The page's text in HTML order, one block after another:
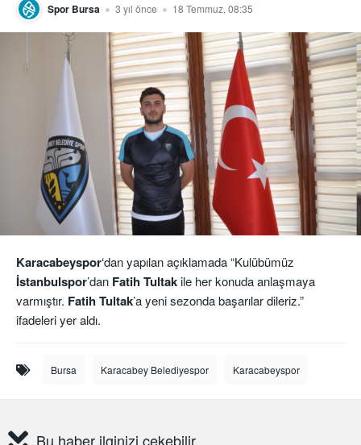
Spor Bursa 3 yıl önce 18 Temmuz, 08:35
Karacabeyspor‘dan yapılan açıklamada “Kulübümüz
İstanbulspor’dan Fatih Tultakile her konuda anlaşmaya
varmıştır. Fatih Tultak’a yeni sezonda başarılar dileriz.”
ifadeleri yer aldı.
Bursa Karacabey Belediyespor Karacabeyspor
Bu haber ilginizi çekebilir